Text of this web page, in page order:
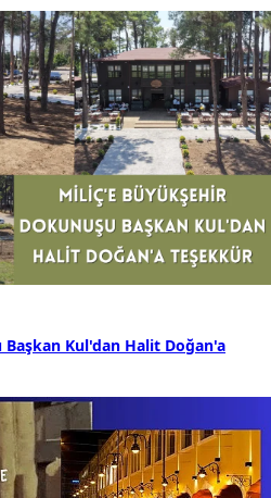
Kul'dan Halit Doğan'a